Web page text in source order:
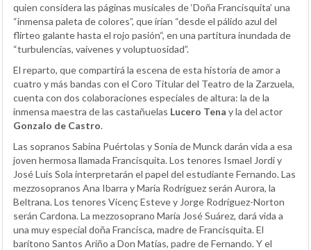
quien considera las páginas musicales de ‘Doña Francisquita’ una
“inmensa paleta de colores”, que irían “desde el pálido azul del
flirteo galante hasta el rojo pasión“, en una partitura inundada de
“turbulencias, vaivenes y voluptuosidad”.
El reparto, que compartirá la escena de esta historia de amor a
cuatro y más bandas con el Coro Titular del Teatro de la Zarzuela,
cuenta con dos colaboraciones especiales de altura: la de la
inmensa maestra de las castañuelas Lucero Tena y la del actor
Gonzalo de Castro.
Las sopranos Sabina Puértolas y Sonia de Munck darán vida a esa
joven hermosa llamada Francisquita. Los tenores Ismael Jordi y
José Luis Sola interpretarán el papel del estudiante Fernando. Las
mezzosopranos Ana Ibarra y María Rodríguez serán Aurora, la
Beltrana. Los tenores Vicenç Esteve y Jorge Rodríguez-Norton
serán Cardona. La mezzosoprano María José Suárez, dará vida a
una muy especial doña Francisca, madre de Francisquita. El
barítono Santos Ariño a Don Matías, padre de Fernando. Y el